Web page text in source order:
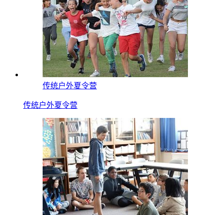
传统户外夏令营
传统户外夏令营